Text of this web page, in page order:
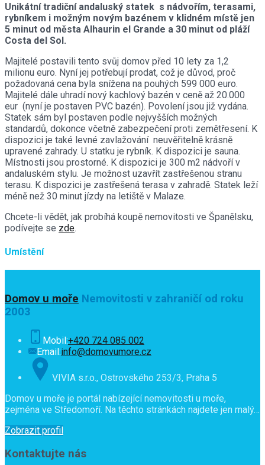
Unikátní tradiční andaluský statek s nádvořím, terasami,
rybníkem i možným novým bazénem v klidném místě jen
5 minut od města Alhaurin el Grande a 30 minut od pláží
Costa del Sol.
Majitelé postavili tento svůj domov před 10 lety za 1,2
milionu euro. Nyní jej potřebují prodat, což je důvod, proč
požadovaná cena byla snížena na pouhých 599 000 euro.
Majitelé dále uhradí nový kachlový bazén v ceně až 20.000
eur (nyní je postaven PVC bazén). Povolení jsou již vydána.
Statek sám byl postaven podle nejvyšších možných
standardů, dokonce včetně zabezpečení proti zemětřesení. K
dispozici je také levné zavlažování neuvěřitelně krásně
upravené zahrady. U statku je rybník. K dispozici je sauna.
Místnosti jsou prostorné. K dispozici je 300 m2 nádvoří v
andaluském stylu. Je možnost uzavřít zastřešenou stranu
terasu. K dispozici je zastřešená terasa v zahradě. Statek leží
méně než 30 minut jízdy na letiště v Malaze.
Chcete-li vědět, jak probíhá koupě nemovitosti ve Španělsku,
podívejte se zde.
Umístění
Domov u moře Nemovitosti v zahraničí od roku
2003
Mobil:+420 724 085 002
Email:info@domovumore.cz
VIVIA s.r.o., Ostrovského 253/3, Praha 5
Domov u moře je portál nabízející nemovitosti u moře,
zejména ve Středomoří. Na těchto stránkách najdete jen malý…
Zobrazit profil
Kontaktujte nás